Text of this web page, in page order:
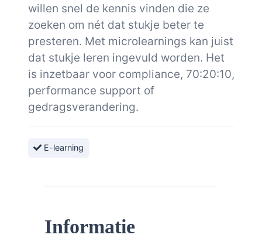
willen snel de kennis vinden die ze
zoeken om nét dat stukje beter te
presteren. Met microlearnings kan juist
dat stukje leren ingevuld worden. Het
is inzetbaar voor compliance, 70:20:10,
performance support of
gedragsverandering.
E-learning
Informatie